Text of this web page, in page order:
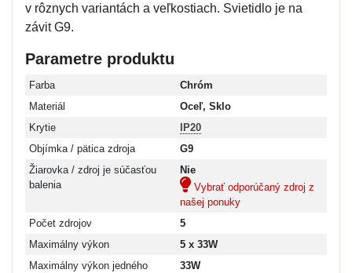
v rôznych variantách a veľkostiach. Svietidlo je na
závit G9.
Parametre produktu
Farba
Chróm
Materiál
Oceľ, Sklo
Krytie
IP20
Objímka / pätica zdroja
G9
Žiarovka / zdroj je súčasťou
balenia
Nie
Vybrať odporúčaný zdroj z
našej ponuky
Počet zdrojov
5
Maximálny výkon
5 x 33W
Maximálny výkon jedného
33W